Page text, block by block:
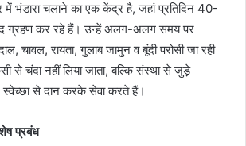
में भंडारा चलाने का एक केंद्र है, जहां प्रतिदिन 40-
ग्रहण कर रहे हैं। उन्हें अलग-अलग समय पर
चावल, रायता, गुलाब जामुन व बूंदी परोसी जा रही
से चंदा नहीं लिया जाता, बल्कि संस्था से जुड़े
से दान करके सेवा करते हैं।
प्रबंध